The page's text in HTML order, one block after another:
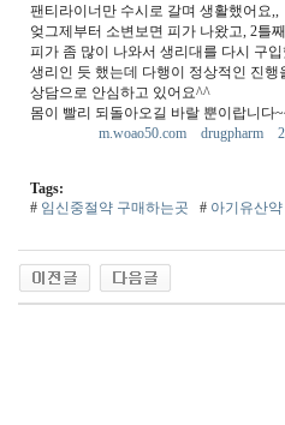
팬티라이너만 수시로 갈며 생활했어요,,
엊그제부터 소변보면 피가 나왔고, 2틀
피가 좀 많이 나와서 생리대를 다시 구
생리인 듯 했는데 다행이 정상적인 진행
상담으로 안심하고 있어요^^
몸이 빨리 되돌아오길 바랄 뿐이랍니다
m.woao50.com
drugpharm
Tags:
# 임신중절약 구매하는곳 # 아기유산약